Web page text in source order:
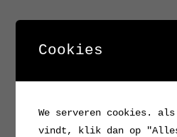
Cookies
We serveren cookies.
vindt, klik dan op